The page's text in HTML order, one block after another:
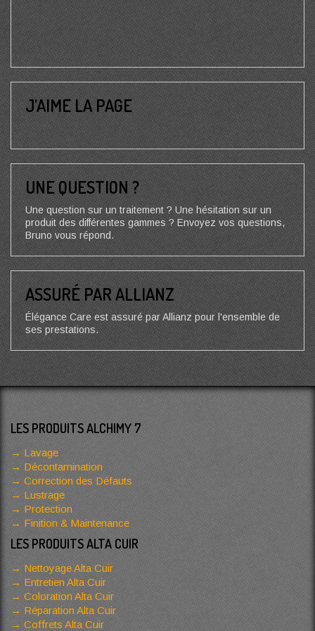
J’AIME LA PAGE
UNE QUESTION ?
Une question sur un traitement ? Une hésitation sur un
produit des différentes gammes ? Envoyez vos questions,
Bruno vous répond.
ASSURÉ PAR ALLIANZ
Élégance Care est assuré par Allianz pour l'ensemble de
ses prestations.
LES PRODUITS ALCHIMY 7
Lavage
Décontamination
Correction des Défauts
Lustrage
Protection
Finition & Maintenance
LES PRODUITS ALTA CUIR
Nettoyage Alta Cuir
Entretien Alta Cuir
Coloration Alta Cuir
Réparation Alta Cuir
Coffrets Alta Cuir